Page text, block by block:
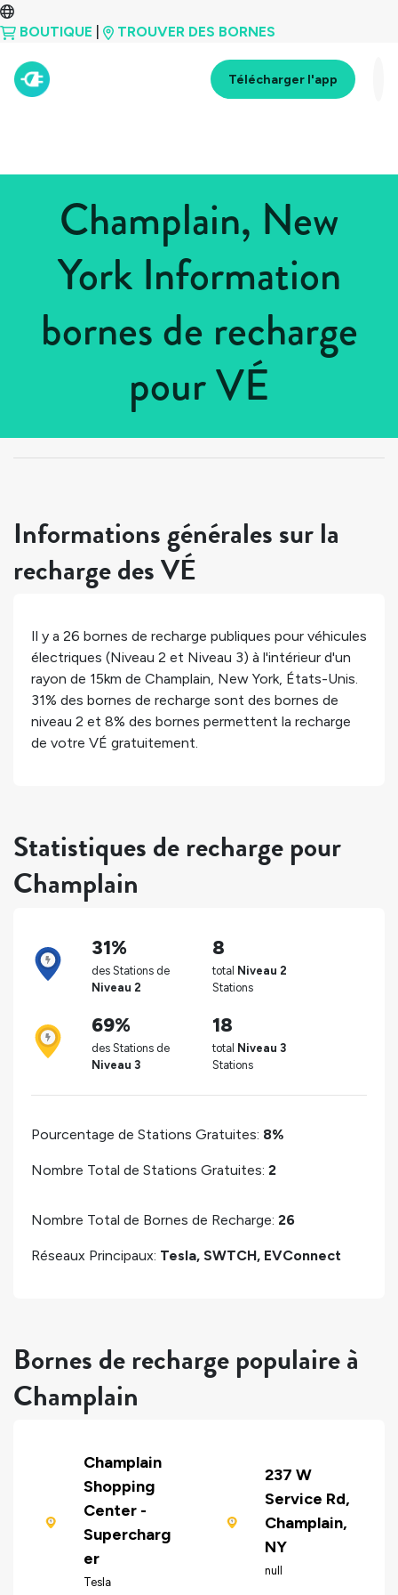
BOUTIQUE TROUVER DES BORNES
Télécharger l'app
Champlain, New
York Information
bornes de recharge
pour VÉ
États-Unis
Informations générales sur la
recharge des VÉ
Il y a 26 bornes de recharge publiques pour véhicules
électriques (Niveau 2 et Niveau 3) à l'intérieur d'un
rayon de 15km de Champlain, New York, États-Unis.
31% des bornes de recharge sont des bornes de
niveau 2 et 8% des bornes permettent la recharge
de votre VÉ gratuitement.
Statistiques de recharge pour
Champlain
31%
des Stations de
Niveau 2
8
total Niveau 2
Stations
69%
des Stations de
Niveau 3
18
total Niveau 3
Stations
Pourcentage de Stations Gratuites: 8%
Nombre Total de Stations Gratuites: 2
Nombre Total de Bornes de Recharge: 26
Réseaux Principaux: Tesla, SWTCH, EVConnect
Bornes de recharge populaire à
Champlain
Champlain
Shopping
Center -
Supercharg
er
Tesla
237 W
Service Rd,
Champlain,
NY
null